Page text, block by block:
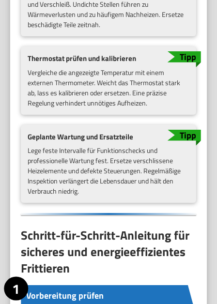
und Verschleiß. Undichte Stellen führen zu
Wärmeverlusten und zu häufigem Nachheizen. Ersetze
beschädigte Teile zeitnah.
Thermostat prüfen und kalibrieren
Vergleiche die angezeigte Temperatur mit einem
externen Thermometer. Weicht das Thermostat stark
ab, lass es kalibrieren oder ersetzen. Eine präzise
Regelung verhindert unnötiges Aufheizen.
Geplante Wartung und Ersatzteile
Lege feste Intervalle für Funktionschecks und
professionelle Wartung fest. Ersetze verschlissene
Heizelemente und defekte Steuerungen. Regelmäßige
Inspektion verlängert die Lebensdauer und hält den
Verbrauch niedrig.
Schritt-für-Schritt-Anleitung für
sicheres und energieeffizientes
Frittieren
Vorbereitung prüfen